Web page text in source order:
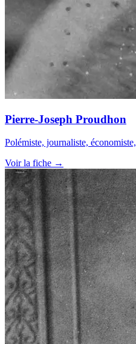
Pierre-Joseph Proudhon
Polémiste, journaliste,
Voir la fiche →